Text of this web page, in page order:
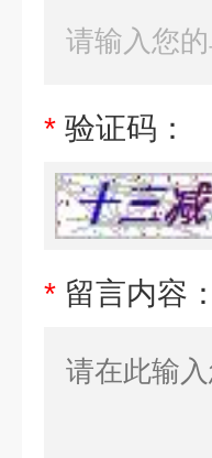
* 验证码：
* 留言内容：